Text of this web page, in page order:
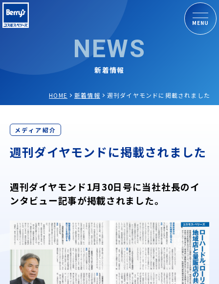
MENU
NEWS
新着情報
HOME 新着情報 週刊ダイヤモンドに掲載されました
メディア紹介
週刊ダイヤモンドに掲載されました
週刊ダイヤモンド1月30日号に当社社長のイ
ンタビュー記事が掲載されました。